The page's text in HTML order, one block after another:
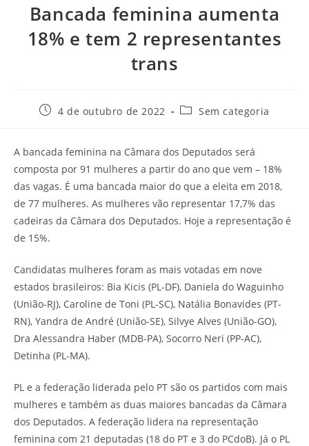
Bancada feminina aumenta
18% e tem 2 representantes
trans
4 de outubro de 2022 Sem categoria
A bancada feminina na Câmara dos Deputados será
composta por 91 mulheres a partir do ano que vem – 18%
das vagas. É uma bancada maior do que a eleita em 2018,
de 77 mulheres. As mulheres vão representar 17,7% das
cadeiras da Câmara dos Deputados. Hoje a representação é
de 15%.
Candidatas mulheres foram as mais votadas em nove
estados brasileiros: Bia Kicis (PL-DF), Daniela do Waguinho
(União-RJ), Caroline de Toni (PL-SC), Natália Bonavides (PT-
RN), Yandra de André (União-SE), Silvye Alves (União-GO),
Dra Alessandra Haber (MDB-PA), Socorro Neri (PP-AC),
Detinha (PL-MA).
PL e a federação liderada pelo PT são os partidos com mais
mulheres e também as duas maiores bancadas da Câmara
dos Deputados. A federação lidera na representação
feminina com 21 deputadas (18 do PT e 3 do PCdoB). Já o PL